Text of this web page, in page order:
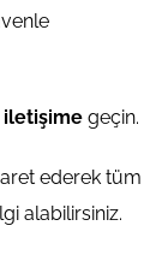
iletişime geçin.
ederek tüm
alabilirsiniz.